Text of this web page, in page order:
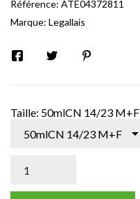
Référence: ATE04372811
Marque: Legallais
Taille: 50mlCN 14/23 M+F